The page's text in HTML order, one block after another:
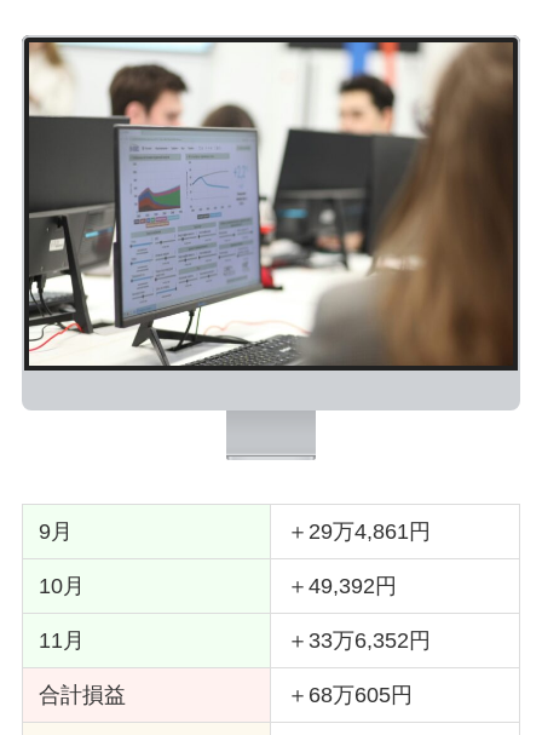
9月 ＋29万4,861円
10月 ＋49,392円
11月 ＋33万6,352円
合計損益 ＋68万605円